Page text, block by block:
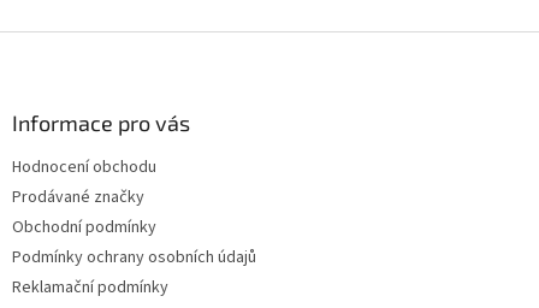
Informace pro vás
Hodnocení obchodu
Prodávané značky
Obchodní podmínky
Podmínky ochrany osobních údajů
Reklamační podmínky